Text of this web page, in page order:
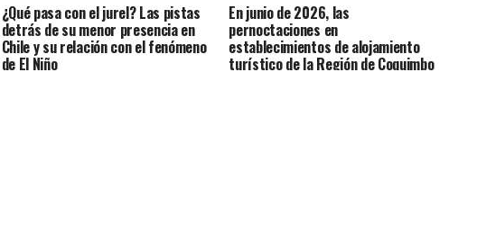
¿Qué pasa con el jurel? Las pistas
detrás de su menor presencia en
Chile y su relación con el fenómeno
de El Niño
En junio de 2026, las
pernoctaciones en
establecimientos de alojamiento
turístico de la Región de Coquimbo